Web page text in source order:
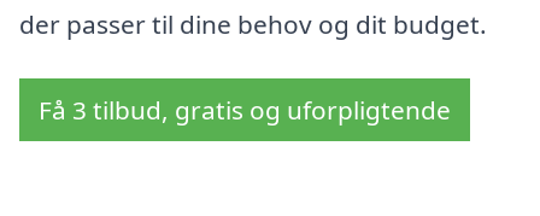
der passer til dine behov og dit budget.
Få 3 tilbud, gratis og uforpligtende